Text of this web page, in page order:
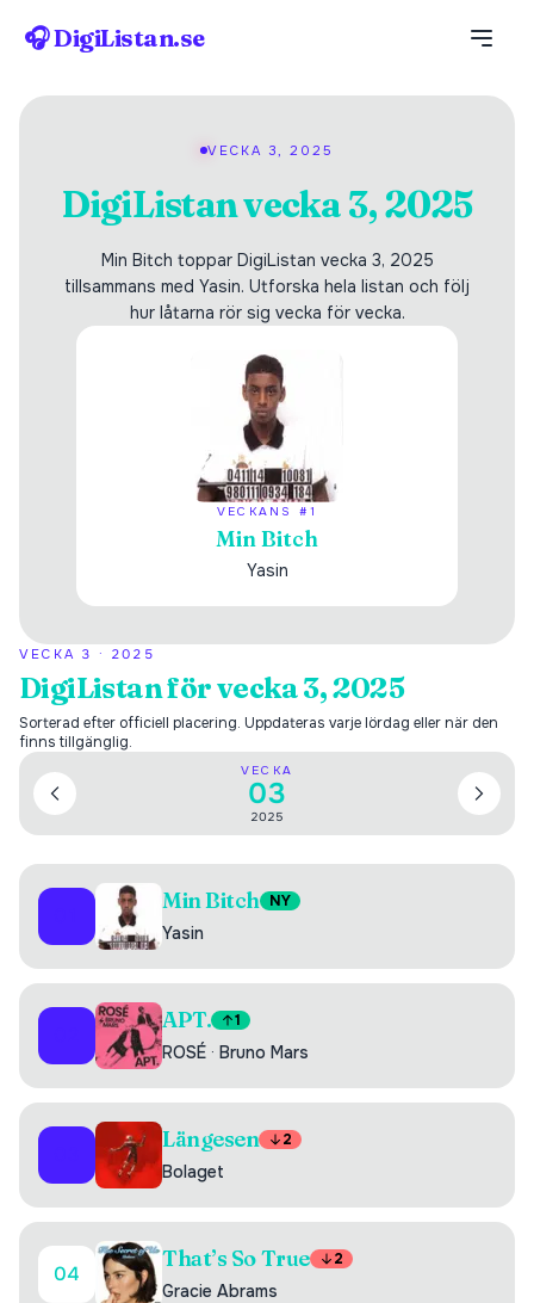
🎧 DigiListan.se
VECKA 3, 2025
DigiListan vecka 3, 2025
Min Bitch toppar DigiListan vecka 3, 2025
tillsammans med Yasin. Utforska hela listan och följ
hur låtarna rör sig vecka för vecka.
VECKANS #1
Min Bitch
Yasin
VECKA 3 · 2025
DigiListan för vecka 3, 2025
Sorterad efter officiell placering. Uppdateras varje lördag eller när den
finns tillgänglig.
VECKA
03
2025
Min Bitch NY
Yasin
APT. 1
ROSÉ · Bruno Mars
Längesen 2
Bolaget
04
That’s So True 2
Gracie Abrams